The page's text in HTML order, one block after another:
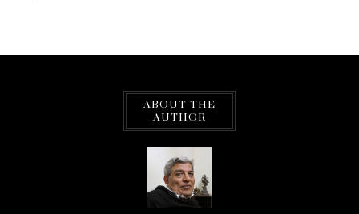
ABOUT THE
AUTHOR